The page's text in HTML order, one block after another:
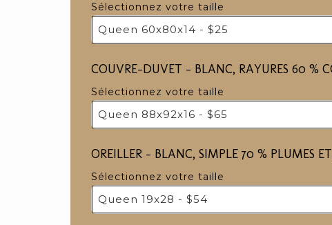
Sélectionnez votre taille
Queen 60x80x14 - $25
COUVRE-DUVET - BLANC, RAYURES 60 %
Sélectionnez votre taille
Queen 88x92x16 - $65
OREILLER ​​​- BLANC, SIMPLE 70 % PLUMES
Sélectionnez votre taille
Queen 19x28 - $54